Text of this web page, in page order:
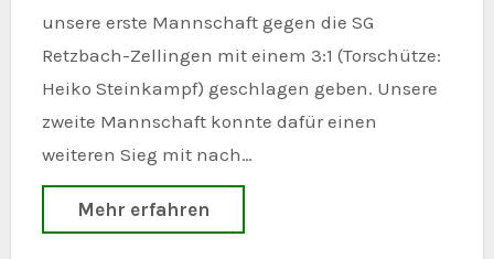
unsere erste Mannschaft gegen die SG
Retzbach-Zellingen mit einem 3:1 (Torschütze:
Heiko Steinkampf) geschlagen geben. Unsere
zweite Mannschaft konnte dafür einen
weiteren Sieg mit nach…
Mehr erfahren